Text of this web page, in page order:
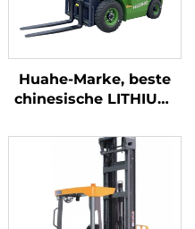
Huahe-Marke, beste
chinesische LITHIUM-
Tonnen-Akkustapler
zum Verkauf